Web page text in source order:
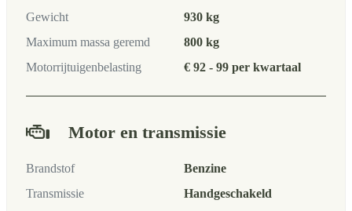
Gewicht
930 kg
Maximum massa geremd
800 kg
Motorrijtuigenbelasting
€ 92 - 99 per kwartaal
Motor en transmissie
Brandstof
Benzine
Transmissie
Handgeschakeld